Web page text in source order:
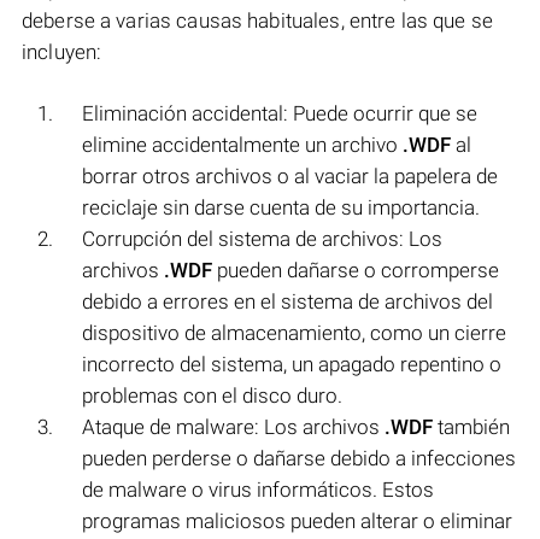
deberse a varias causas habituales, entre las que se
incluyen:
Eliminación accidental: Puede ocurrir que se
elimine accidentalmente un archivo .WDF al
borrar otros archivos o al vaciar la papelera de
reciclaje sin darse cuenta de su importancia.
Corrupción del sistema de archivos: Los
archivos .WDF pueden dañarse o corromperse
debido a errores en el sistema de archivos del
dispositivo de almacenamiento, como un cierre
incorrecto del sistema, un apagado repentino o
problemas con el disco duro.
Ataque de malware: Los archivos .WDF también
pueden perderse o dañarse debido a infecciones
de malware o virus informáticos. Estos
programas maliciosos pueden alterar o eliminar